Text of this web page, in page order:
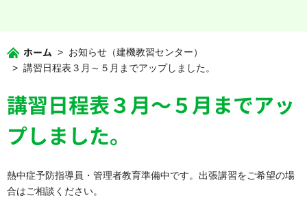
ホーム
お知らせ（建機教習センター）
講習日程表３月～５月までアップしました。
講習日程表３月～５月までアッ
プしました。
熱中症予防指導員・管理者教育準備中です。出張講習をご希望の場
合はご相談ください。